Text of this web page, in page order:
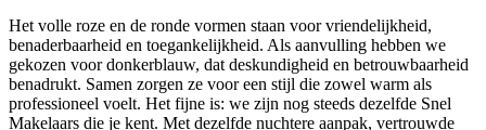
Het volle roze en de ronde vormen staan voor vriendelijkheid,
benaderbaarheid en toegankelijkheid. Als aanvulling hebben we
gekozen voor donkerblauw, dat deskundigheid en betrouwbaarheid
benadrukt. Samen zorgen ze voor een stijl die zowel warm als
professioneel voelt. Het fijne is: we zijn nog steeds dezelfde Snel
Makelaars die je kent. Met dezelfde nuchtere aanpak, vertrouwde